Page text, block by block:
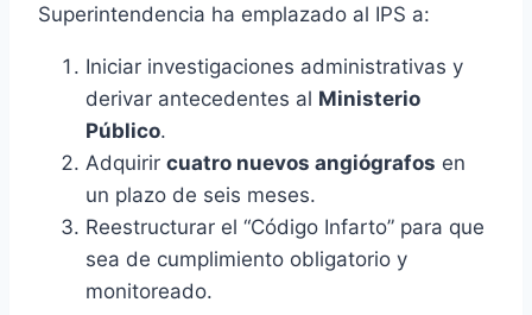
Superintendencia ha emplazado al IPS a:
Iniciar investigaciones administrativas y
derivar antecedentes al Ministerio
Público.
Adquirir cuatro nuevos angiógrafos en
un plazo de seis meses.
Reestructurar el “Código Infarto” para que
sea de cumplimiento obligatorio y
monitoreado.